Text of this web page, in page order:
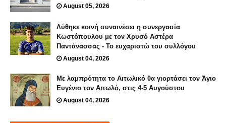
August 05, 2026
Λύθηκε κοινή συναινέσει η συνεργασία
Κωστόπουλου με τον Χρυσό Αστέρα
Παντάνασσας - Το ευχαριστώ του συλλόγου
August 04, 2026
Με λαμπρότητα το Αιτωλικό θα γιορτάσει τον Άγιο
Ευγένιο τον Αιτωλό, στις 4-5 Αυγούστου
August 04, 2026